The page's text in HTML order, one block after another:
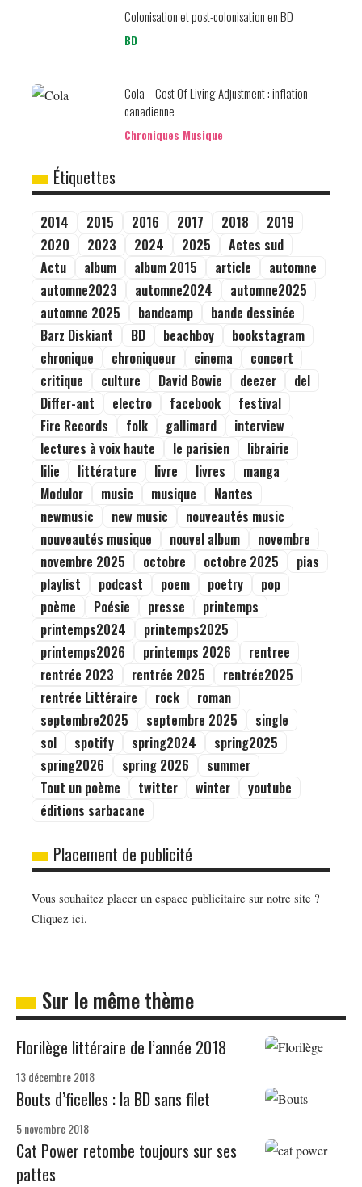
Colonisation et post-colonisation en BD
BD
Cola – Cost Of Living Adjustment : inflation
canadienne
Chroniques Musique
Étiquettes
2014 2015 2016 2017 2018
2019
2020
2023 2024 2025
Actes sud
Actu
album album 2015 article
automne
automne2023
automne2024
automne2025
automne 2025
bandcamp
bande dessinée
Barz Diskiant
BD beachboy
bookstagram
chronique
chroniqueur cinema
concert
critique
culture David Bowie deezer
del
Differ-ant
electro facebook
festival
Fire Records
folk gallimard
interview
lectures à voix haute
le parisien
librairie
lilie
littérature livre livres
manga
Modulor
music musique
Nantes
newmusic
new music
nouveautés music
nouveautés musique
nouvel album
novembre
novembre 2025
octobre octobre 2025
pias
playlist
podcast poem poetry
pop
poème
Poésie presse
printemps
printemps2024
printemps2025
printemps2026
printemps 2026
rentree
rentrée 2023
rentrée 2025
rentrée2025
rentrée Littéraire
rock
roman
septembre2025
septembre 2025
single
sol
spotify spring2024
spring2025
spring2026
spring 2026
summer
Tout un poème
twitter winter
youtube
éditions sarbacane
Placement de publicité
Vous souhaitez placer un espace publicitaire sur notre site ?
Cliquez ici.
Sur le même thème
Florilège littéraire de l’année 2018
13 décembre 2018
Bouts d’ficelles : la BD sans filet
5 novembre 2018
Cat Power retombe toujours sur ses
pattes